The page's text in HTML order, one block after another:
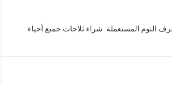
النوم المستعملة شراء ثلاجات جميع أحياء